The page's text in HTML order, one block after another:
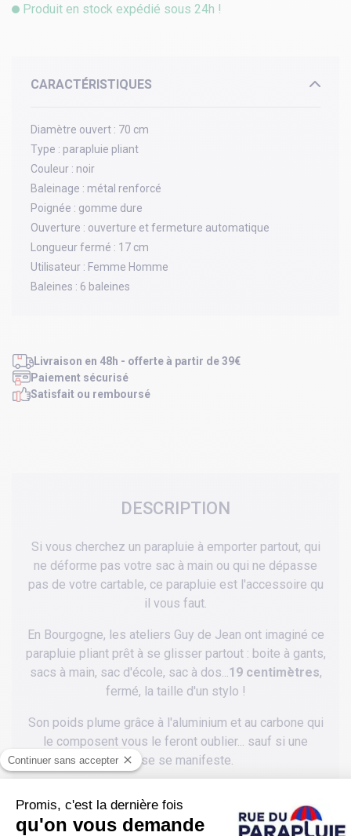
Produit en stock expédié sous 24h !
CARACTÉRISTIQUES
Diamètre ouvert : 70 cm
Type : parapluie pliant
Couleur : noir
Baleinage : métal renforcé
Poignée : gomme dure
Ouverture : ouverture et fermeture automatique
Longueur fermé : 17 cm
Utilisateur : Femme Homme
Baleines : 6 baleines
Livraison en 48h - offerte à partir de 39€
Paiement sécurisé
Satisfait ou remboursé
DESCRIPTION
Si vous cherchez un parapluie à emporter partout, qui
ne déforme pas votre sac à main ou qui ne dépasse
pas de votre cartable, ce parapluie est l'accessoire qu
il vous faut.
En Bourgogne, les ateliers Guy de Jean ont imaginé ce
parapluie pliant prêt à se glisser partout : boite à gants,
sacs à main, sac d'école, sac à dos...19 centimètres,
fermé, la taille d'un stylo !
Son poids plume grâce à l'aluminium et au carbone qui
le composent vous le feront oublier... sauf si une
averse se manifeste.
à un diamètre de 70 cm.